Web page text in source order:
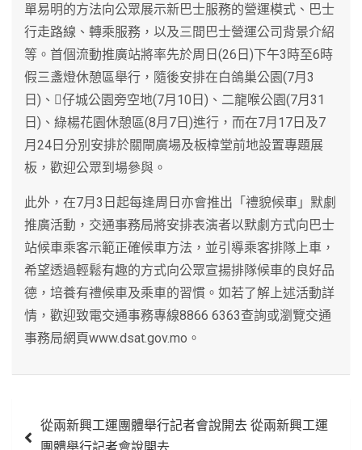
單易明的方法向公眾展示新巴士服務的營運模式、巴士
行走路線、轉乘服務，以及三間巴士營運公司背景介紹
等。首個流動推廣站將率先於周日(26日)下午3時至6時
假三盞燈休憩區舉行，隨後安排在白鴿巢公園(7月3
日)、仔城公園旁空地(7月10日)、二龍喉公園(7月31
日)、綠楊花園休憩區(8月7日)進行，而在7月17日及7
月24日分別安排於關閘廣場及板樟堂前地設置專題展
板，歡迎公眾到場參與。
此外，在7月3日起每逢周日亦會推出「禮貌候車」默劇
推廣活動，交通事務局將安排表演者以默劇方式向巴士
站候車乘客示範正確候車方法，並引導乘客排隊上車，
希望透過輕鬆有趣的方式向公眾宣揚排隊候車的良好品
德，培養有禮候車及乘車的習慣。如若了解上述活動詳
情，歡迎致電交通事務專線8866 6363查詢或瀏覽交通
事務局網頁www.dsat.gov.mo。
章 從兩新興工運團體舉行記者會說開去 從兩新興工運